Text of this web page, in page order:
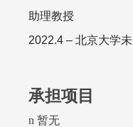
助理教授
2022.4 – 北京大学
承担项目
n 暂无